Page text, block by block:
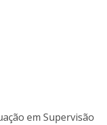
em Supervisão